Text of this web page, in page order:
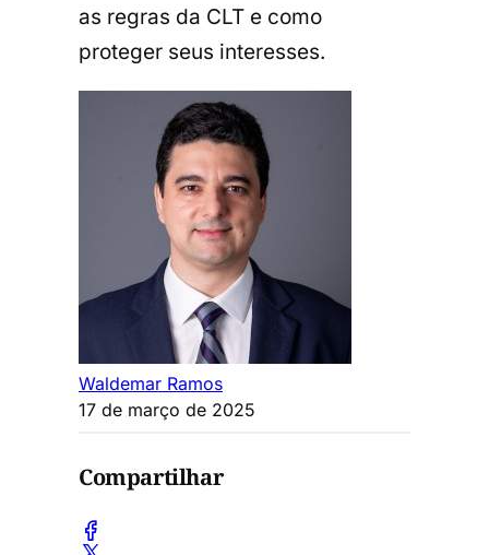
as regras da CLT e como
proteger seus interesses.
Waldemar Ramos
17 de março de 2025
Compartilhar